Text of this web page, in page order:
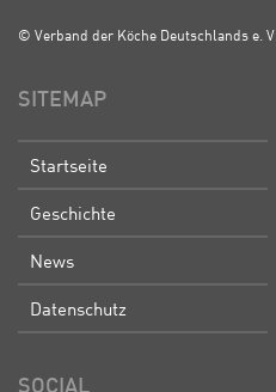
© Verband der Köche Deutschlands e. V.
SITEMAP
Startseite
Geschichte
News
Datenschutz